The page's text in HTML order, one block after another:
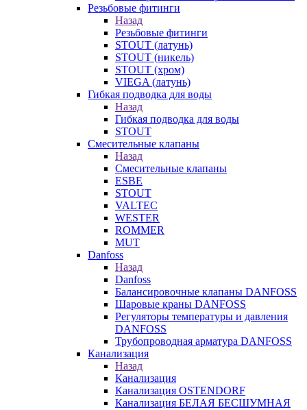
Резьбовые фитинги
Назад
Резьбовые фитинги
STOUT (латунь)
STOUT (никель)
STOUT (хром)
VIEGA (латунь)
Гибкая подводка для воды
Назад
Гибкая подводка для воды
STOUT
Смесительные клапаны
Назад
Смесительные клапаны
ESBE
STOUT
VALTEC
WESTER
ROMMER
MUT
Danfoss
Назад
Danfoss
Балансировочные клапаны DANFOSS
Шаровые краны DANFOSS
Регуляторы температуры и давления
DANFOSS
Трубопроводная арматура DANFOSS
Канализация
Назад
Канализация
Канализация OSTENDORF
Канализация БЕЛАЯ БЕСШУМНАЯ